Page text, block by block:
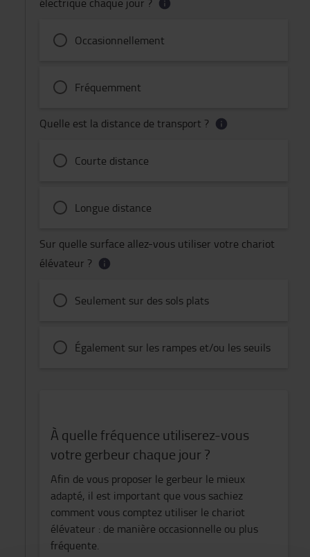
Occasionnellement
Fréquemment
Quelle est la distance de transport ?
Courte distance
Longue distance
Sur quelle surface allez-vous utiliser votre chariot
élévateur ?
Seulement sur des sols plats
Également sur les rampes et/ou les seuils
À quelle fréquence utiliserez-vous
votre gerbeur chaque jour ?
Afin de vous proposer le gerbeur le mieux
adapté, il est important que vous sachiez
comment vous comptez utiliser le chariot
élévateur : de manière occasionnelle ou plus
fréquente.